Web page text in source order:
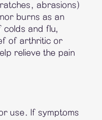
abrasions)
burns as an
colds and flu,
of arthritic or
relieve the pain
use. If symptoms